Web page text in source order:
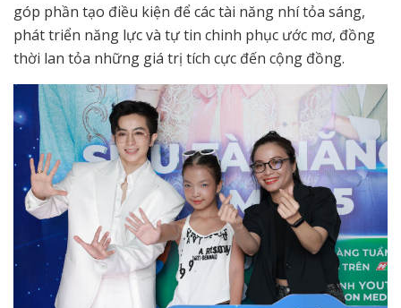
góp phần tạo điều kiện để các tài năng nhí tỏa sáng,
phát triển năng lực và tự tin chinh phục ước mơ, đồng
thời lan tỏa những giá trị tích cực đến cộng đồng.